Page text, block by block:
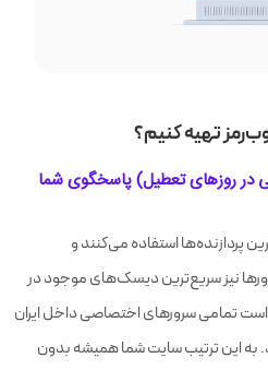
وب‌رمز تهیه کنیم؟
۲۴ ساعته (حتی در روزهای تعطیل) پاسخگوی شما
پردازنده‌ها استفاده می‌کنند و
نیز سریع‌ترین دیسک‌های موجود در
تمامی سرورهای اختصاصی داخل ایران
به این ترتیب سایت شما همیشه بدون